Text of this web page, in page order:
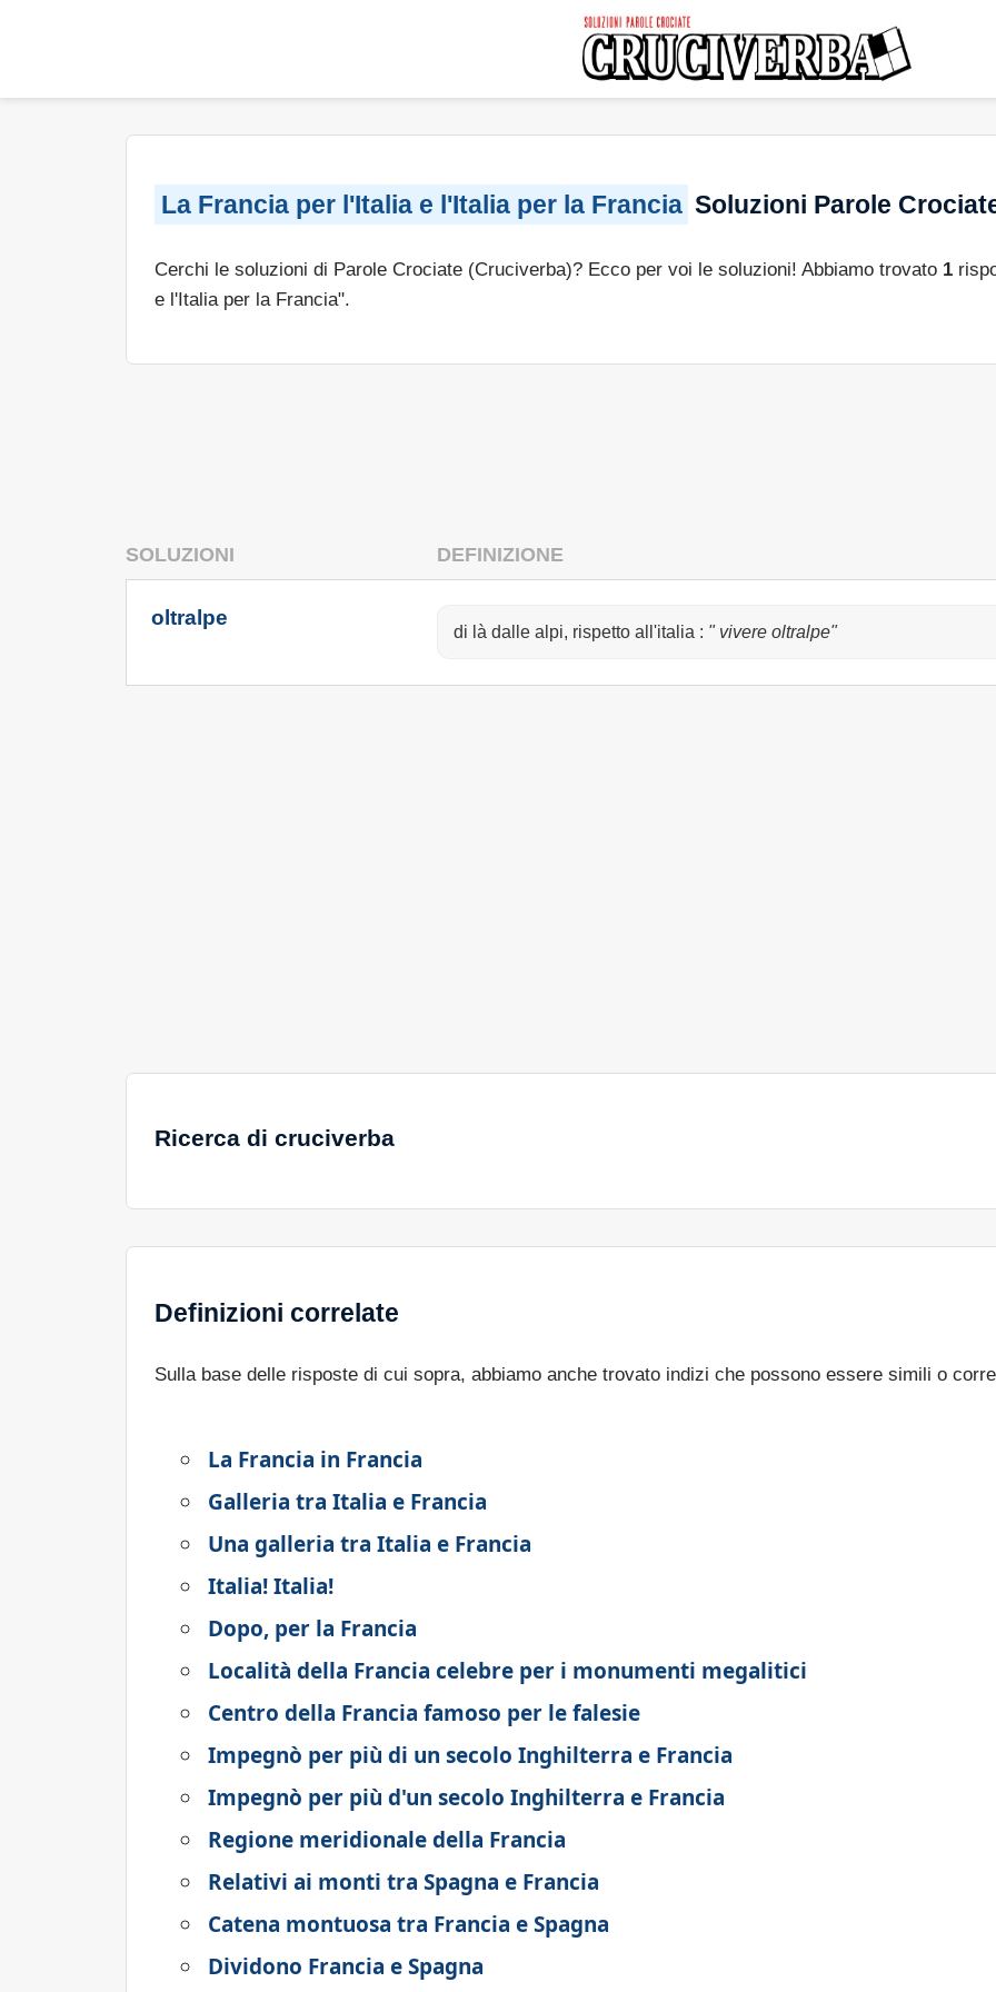
La Francia per l'Italia e l'Italia per la Francia Soluzioni Parole
Cerchi le soluzioni di Parole Crociate (Cruciverba)? Ecco per voi le soluzioni! Abbiamo trovato 1
e l'Italia per la Francia".
SOLUZIONI DEFINIZIONE
oltralpe
di là dalle alpi, rispetto all'italia : " vivere oltralpe"
Ricerca di cruciverba
Definizioni correlate
Sulla base delle risposte di cui sopra, abbiamo anche trovato indizi che possono essere simili o
La Francia in Francia
Galleria tra Italia e Francia
Una galleria tra Italia e Francia
Italia! Italia!
Dopo, per la Francia
Località della Francia celebre per i monumenti megalitici
Centro della Francia famoso per le falesie
Impegnò per più di un secolo Inghilterra e Francia
Impegnò per più d'un secolo Inghilterra e Francia
Regione meridionale della Francia
Relativi ai monti tra Spagna e Francia
Catena montuosa tra Francia e Spagna
Dividono Francia e Spagna